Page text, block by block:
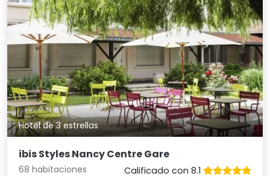
Hotel de 3 estrellas
ibis Styles Nancy Centre Gare
68 habitaciones
Calificado con 8.1